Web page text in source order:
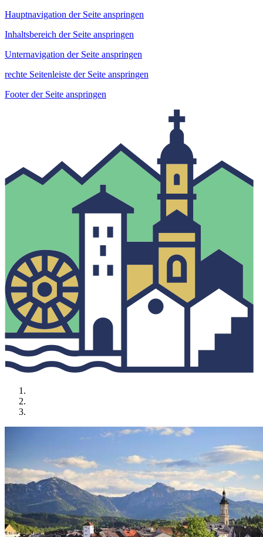
Hauptnavigation der Seite anspringen
Inhaltsbereich der Seite anspringen
Unternavigation der Seite anspringen
rechte Seitenleiste der Seite anspringen
Footer der Seite anspringen